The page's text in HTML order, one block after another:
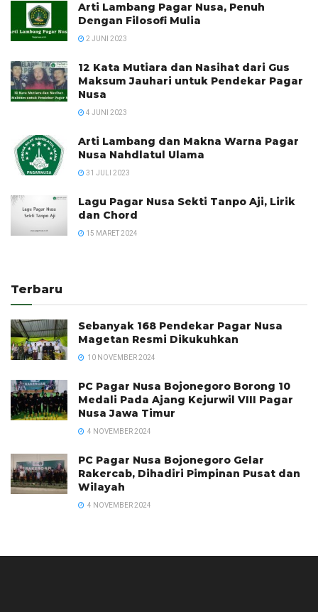
Arti Lambang Pagar Nusa, Penuh
Dengan Filosofi Mulia
2 JUNI 2023
12 Kata Mutiara dan Nasihat dari Gus
Maksum Jauhari untuk Pendekar Pagar
Nusa
4 JUNI 2023
Arti Lambang dan Makna Warna Pagar
Nusa Nahdlatul Ulama
31 JULI 2023
Lagu Pagar Nusa Sekti Tanpo Aji, Lirik
dan Chord
15 MARET 2024
Terbaru
Sebanyak 168 Pendekar Pagar Nusa
Magetan Resmi Dikukuhkan
10 NOVEMBER 2024
PC Pagar Nusa Bojonegoro Borong 10
Medali Pada Ajang Kejurwil VIII Pagar
Nusa Jawa Timur
4 NOVEMBER 2024
PC Pagar Nusa Bojonegoro Gelar
Rakercab, Dihadiri Pimpinan Pusat dan
Wilayah
4 NOVEMBER 2024